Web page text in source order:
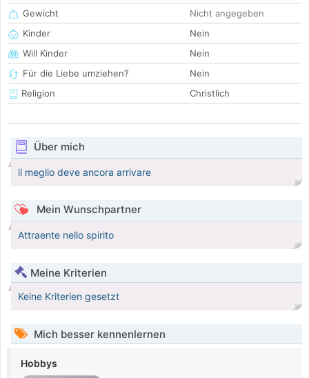
Gewicht
Nicht angegeben
Kinder
Nein
Will Kinder
Nein
Für die Liebe umziehen?
Nein
Religion
Christlich
Über mich
il meglio deve ancora arrivare
Mein Wunschpartner
Attraente nello spirito
Meine Kriterien
Keine Kriterien gesetzt
Mich besser kennenlernen
Hobbys